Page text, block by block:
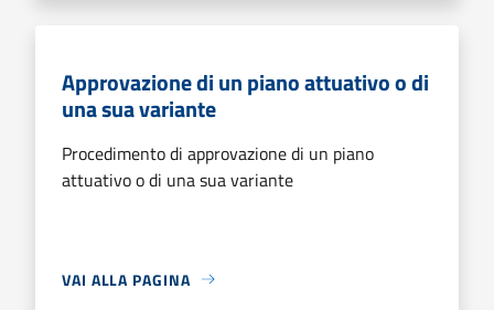
Approvazione di un piano attuativo o di
una sua variante
Procedimento di approvazione di un piano
attuativo o di una sua variante
VAI ALLA PAGINA